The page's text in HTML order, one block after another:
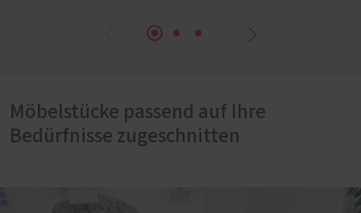
Möbelstücke passend auf Ihre
Bedürfnisse zugeschnitten